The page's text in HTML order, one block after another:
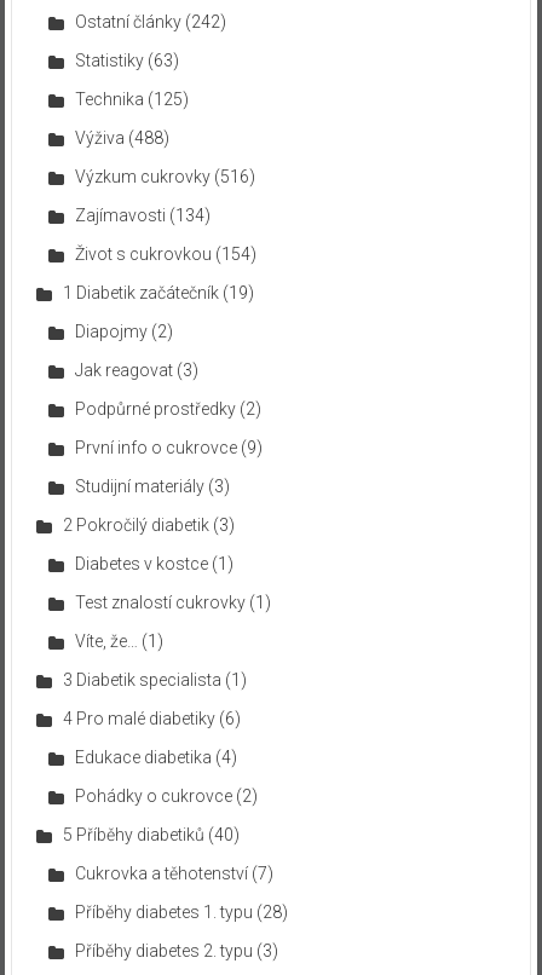
Ostatní články(242)
Statistiky(63)
Technika (125)
Výživa (488)
Výzkum cukrovky(516)
Zajímavosti (134)
Život s cukrovkou (154)
1 Diabetik začátečník(19)
Diapojmy(2)
Jak reagovat(3)
Podpůrné prostředky(2)
První info o cukrovce(9)
Studijní materiály(3)
2 Pokročilý diabetik(3)
Diabetes v kostce(1)
Test znalostí cukrovky(1)
Víte, že…
(1)
3 Diabetik specialista (1)
4 Pro malé diabetiky(6)
Edukace diabetika (4)
Pohádky o cukrovce(2)
5 Příběhy diabetiků (40)
Cukrovka a těhotenství(7)
Příběhy diabetes 1. typu (28)
Příběhy diabetes 2. typu (3)